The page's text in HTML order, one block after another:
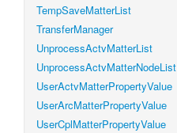
TempSaveMatterList
TransferManager
UnprocessActvMatterList
UnprocessActvMatterNodeList
UserActvMatterPropertyValue
UserArcMatterPropertyValue
UserCplMatterPropertyValue